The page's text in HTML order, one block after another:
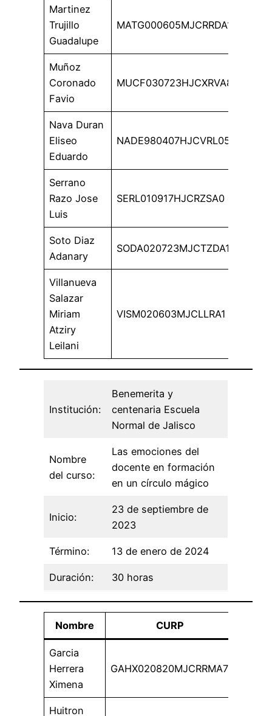
Martinez
Trujillo
Guadalupe
MATG000605MJCRRDA1
Muñoz
Coronado
Favio
MUCF030723HJCXRVA8
Nava Duran
Eliseo
Eduardo
NADE980407HJCVRL05
Serrano
Razo Jose
Luis
SERL010917HJCRZSA0
Soto Diaz
Adanary
SODA020723MJCTZDA1
Villanueva
Salazar
Miriam
Atziry
Leilani
VISM020603MJCLLRA1
Institución:
Benemerita y
centenaria Escuela
Normal de Jalisco
Nombre
del curso:
Las emociones del
docente en formación
en un círculo mágico
Inicio:
23 de septiembre de
2023
Término: 13 de enero de 2024
Duración: 30 horas
Nombre CURP
Garcia
Herrera
Ximena
GAHX020820MJCRRMA7
Huitron